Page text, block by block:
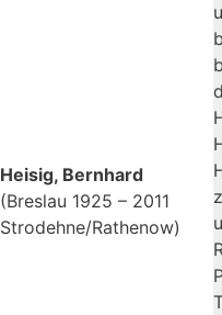
Heisig, Bernhard
(Breslau 1925 – 2011
Strodehne/Rathenow)